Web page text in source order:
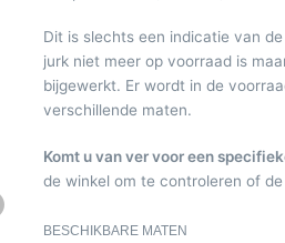
Dit is slechts een indicatie van
jurk niet meer op voorraad is
bijgewerkt. Er wordt in de
verschillende maten.
Komt u van ver voor een
de winkel om te controleren of
BESCHIKBARE MATEN